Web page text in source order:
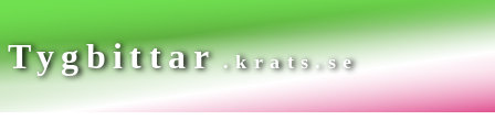
Tygbittar .krats.se